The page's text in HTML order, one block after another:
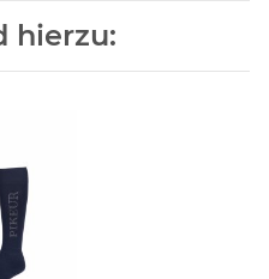
hierzu: